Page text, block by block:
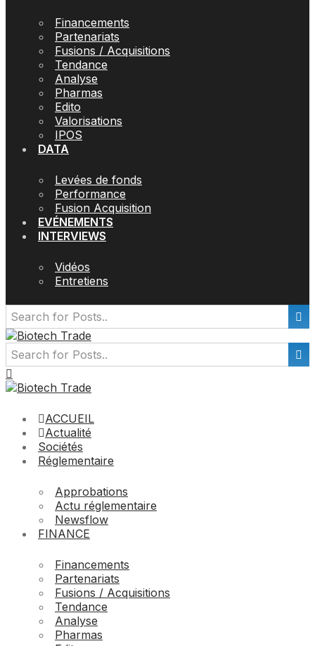
Financements
Partenariats
Fusions / Acquisitions
Tendance
Analyse
Pharmas
Edito
Valorisations
IPOS
DATA
Levées de fonds
Performance
Fusion Acquisition
EVÉNEMENTS
INTERVIEWS
Vidéos
Entretiens
ACCUEIL
Actualité
Sociétés
Réglementaire
Approbations
Actu réglementaire
Newsflow
FINANCE
Financements
Partenariats
Fusions / Acquisitions
Tendance
Analyse
Pharmas